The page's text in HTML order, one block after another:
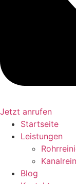
Jetzt anrufen
Startseite
Leistungen
Blog